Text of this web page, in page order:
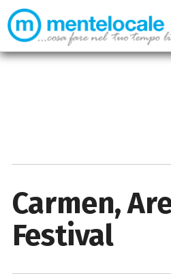
Carmen,
Festival